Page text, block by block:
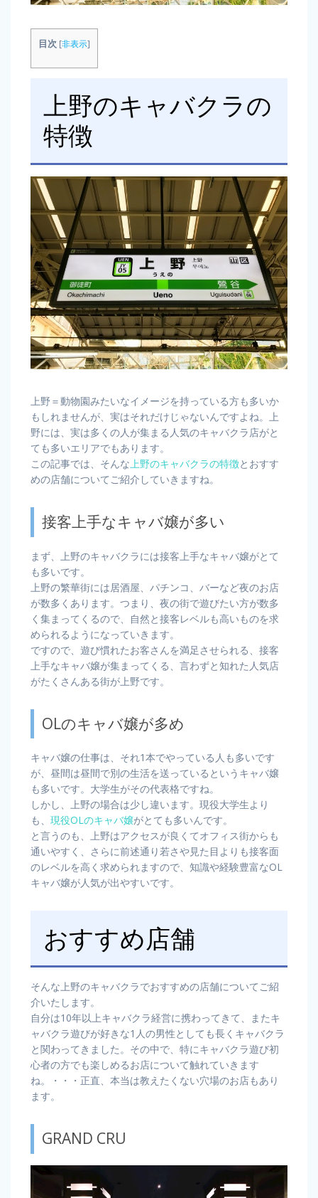
目次 [非表示]
上野のキャバクラの
特徴
上野＝動物園みたいなイメージを持っている方も多いか
もしれませんが、実はそれだけじゃないんですよね。上
野には、実は多くの人が集まる人気のキャバクラ店がと
ても多いエリアでもあります。
この記事では、そんな上野のキャバクラの特徴とおすす
めの店舗についてご紹介していきますね。
接客上手なキャバ嬢が多い
まず、上野のキャバクラには接客上手なキャバ嬢がとて
も多いです。
上野の繁華街には居酒屋、パチンコ、バーなど夜のお店
が数多くあります。つまり、夜の街で遊びたい方が数多
く集まってくるので、自然と接客レベルも高いものを求
められるようになっていきます。
ですので、遊び慣れたお客さんを満足させられる、接客
上手なキャバ嬢が集まってくる、言わずと知れた人気店
がたくさんある街が上野です。
OLのキャバ嬢が多め
キャバ嬢の仕事は、それ1本でやっている人も多いです
が、昼間は昼間で別の生活を送っているというキャバ嬢
も多いです。大学生がその代表格ですね。
しかし、上野の場合は少し違います。現役大学生より
も、 現役OLのキャバ嬢がとても多いんです。
と言うのも、上野はアクセスが良くてオフィス街からも
通いやすく、さらに前述通り若さや見た目よりも接客面
のレベルを高く求められますので、知識や経験豊富なOL
キャバ嬢が人気が出やすいです。
おすすめ店舗
そんな上野のキャバクラでおすすめの店舗についてご紹
介いたします。
自分は10年以上キャバクラ経営に携わってきて、またキ
ャバクラ遊びが好きな1人の男性としても長くキャバクラ
と関わってきました。その中で、特にキャバクラ遊び初
心者の方でも楽しめるお店について触れていきます
ね。・・・正直、本当は教えたくない穴場のお店もあり
ます。
GRAND CRU